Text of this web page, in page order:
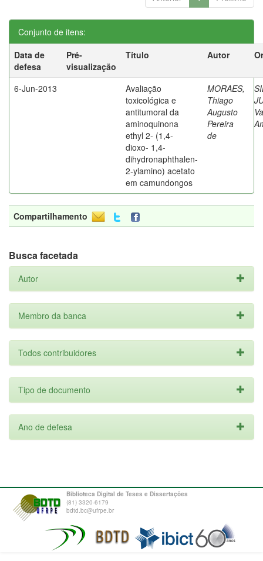
Conjunto de itens:
Data de
defesa
Pré-
visualização
Título Autor
6-Jun-2013
Avaliação
toxicológica e
antitumoral da
aminoquinona
ethyl 2- (1,4-
dioxo- 1,4-
dihydronaphthalen-
2-ylamino) acetato
em camundongos
MORAES,
Thiago
Augusto
Pereira
de
Compartilhamento
Busca facetada
Autor
Membro da banca
Todos contribuidores
Tipo de documento
Ano de defesa
Biblioteca Digital de Teses e Dissertações
(81) 3320-6179
bdtd.bc@ufrpe.br